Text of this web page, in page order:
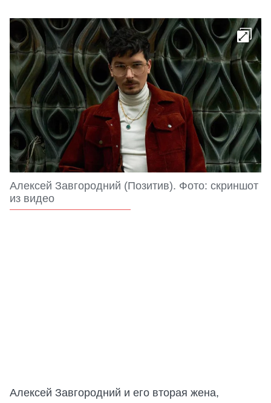
Алексей Завгородний (Позитив). Фото: скриншот
из видео
Алексей Завгородний и его вторая жена,